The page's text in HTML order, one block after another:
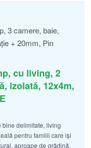
cu living, 2
izolată, 12x4m,
bine delimitate, living
pentru familii care își
aproape de grădină.